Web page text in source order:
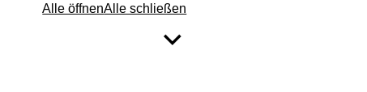
Alle öffnenAlle schließen